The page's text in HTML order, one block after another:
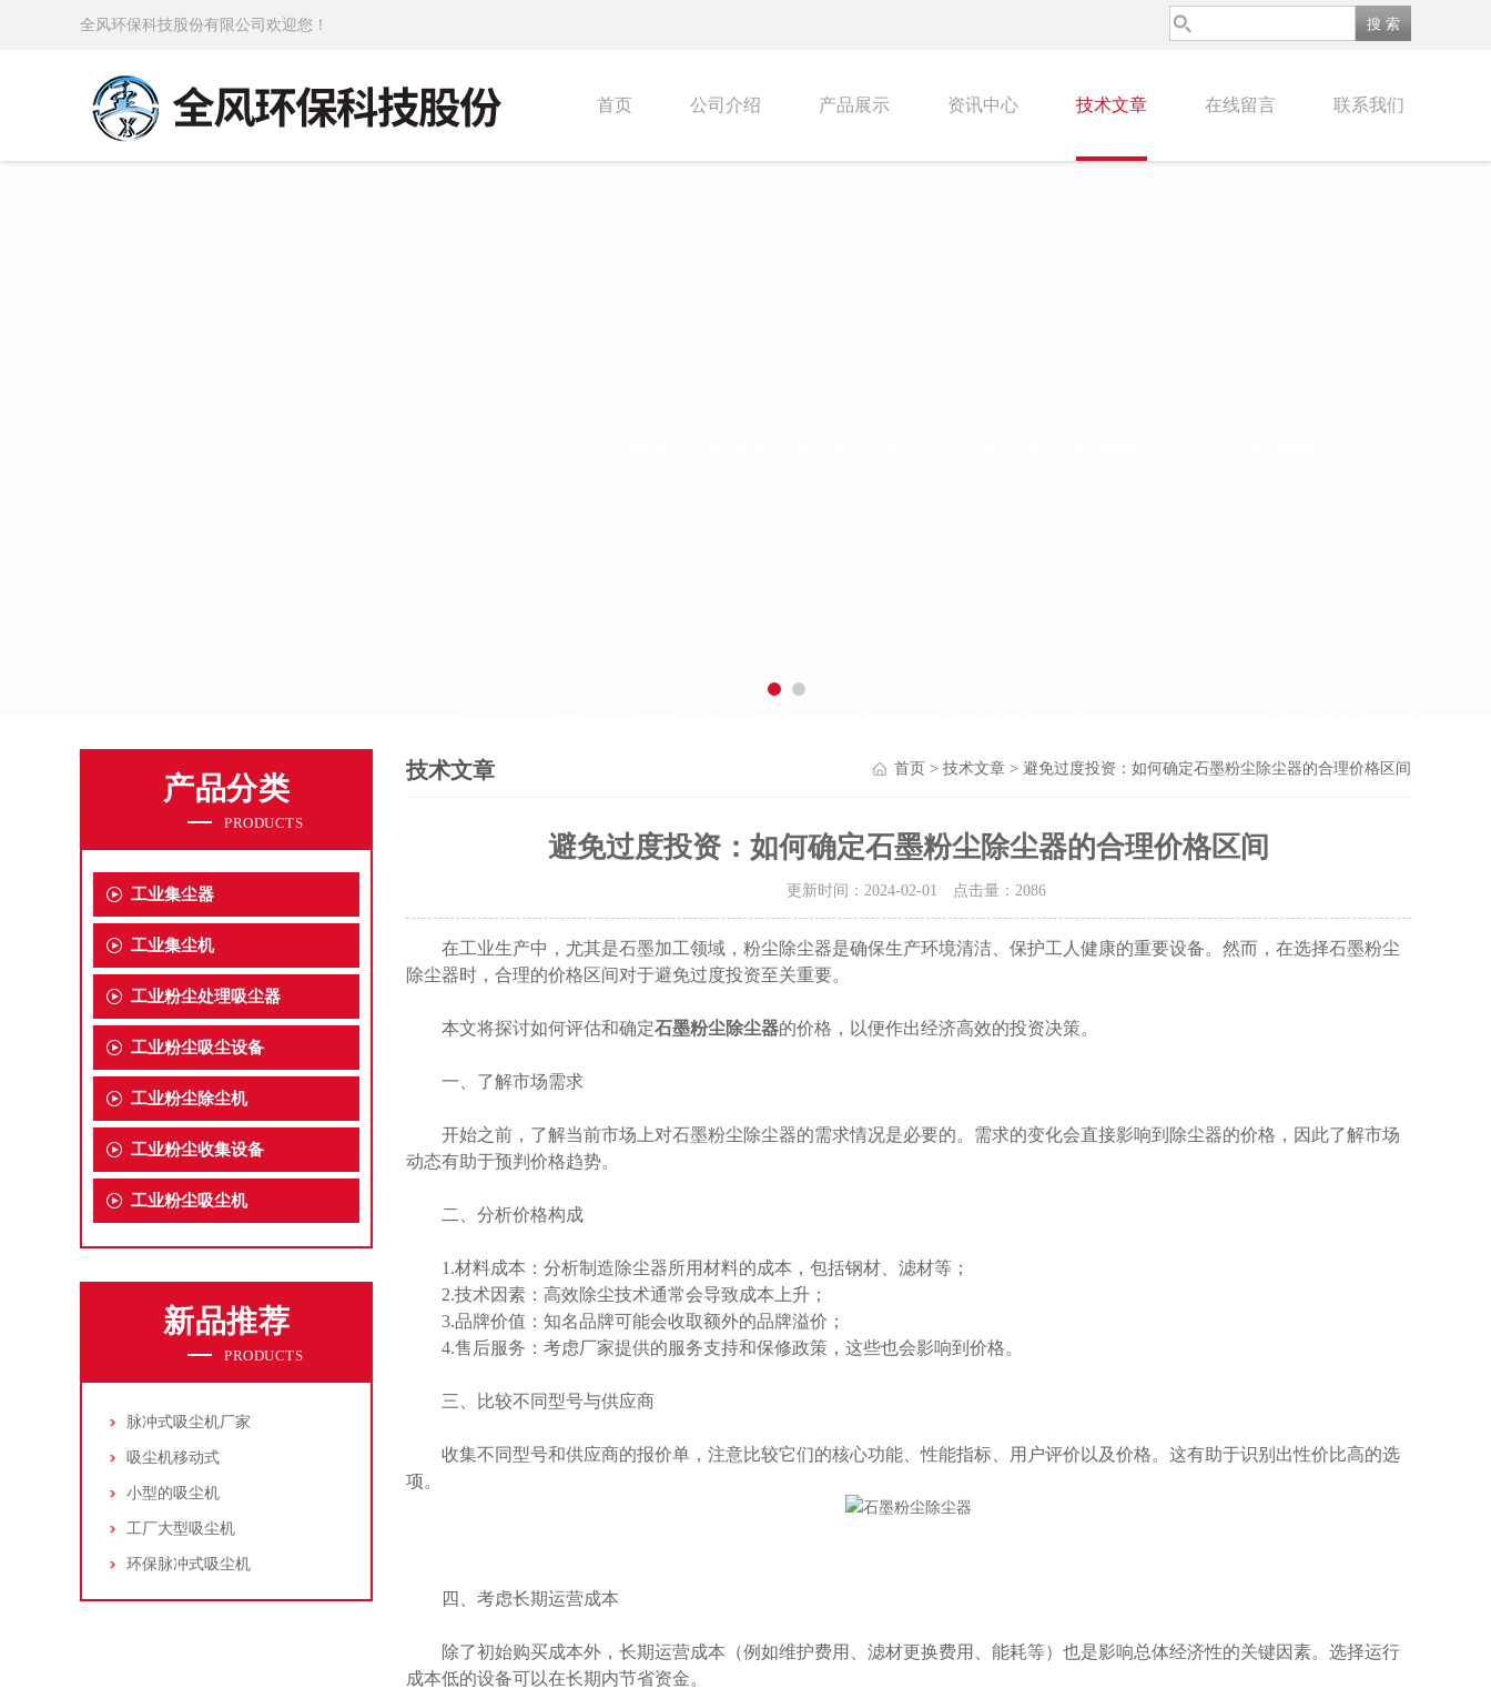
全风环保科技股份有限公司欢迎您！
首页 公司介绍 产品展示 资讯中心 技术文章 在线留言 联系我们
产品分类
PRODUCTS
工业集尘器
工业集尘机
工业粉尘处理吸尘器
工业粉尘吸尘设备
工业粉尘除尘机
工业粉尘收集设备
工业粉尘吸尘机
新品推荐
PRODUCTS
脉冲式吸尘机厂家
吸尘机移动式
小型的吸尘机
工厂大型吸尘机
环保脉冲式吸尘机
技术文章 首页 > 技术文章 > 避免过度投资：如何确定石墨粉尘除尘器的合理价格区间
避免过度投资：如何确定石墨粉尘除尘器的合理价格区间
更新时间：2024-02-01 点击量： 2086
在工业生产中，尤其是石墨加工领域，粉尘除尘器是确保生产环境清洁、保护工人健康的重要设备。然而，在选择石墨粉尘
除尘器时，合理的价格区间对于避免过度投资至关重要。
本文将探讨如何评估和确定石墨粉尘除尘器的价格，以便作出经济高效的投资决策。
一、了解市场需求
开始之前，了解当前市场上对石墨粉尘除尘器的需求情况是必要的。需求的变化会直接影响到除尘器的价格，因此了解市场
动态有助于预判价格趋势。
二、分析价格构成
1.材料成本：分析制造除尘器所用材料的成本，包括钢材、滤材等；
2.技术因素：高效除尘技术通常会导致成本上升；
3.品牌价值：知名品牌可能会收取额外的品牌溢价；
4.售后服务：考虑厂家提供的服务支持和保修政策，这些也会影响到价格。
三、比较不同型号与供应商
收集不同型号和供应商的报价单，注意比较它们的核心功能、性能指标、用户评价以及价格。这有助于识别出性价比高的选
项。
四、考虑长期运营成本
除了初始购买成本外，长期运营成本（例如维护费用、滤材更换费用、能耗等）也是影响总体经济性的关键因素。选择运行
成本低的设备可以在长期内节省资金。